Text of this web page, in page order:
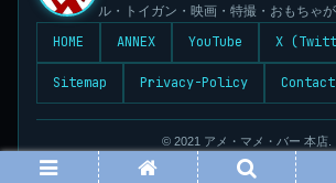
ル・トイガン・映画・特撮・おもちゃが
HOME ANNEX YouTube X
Sitemap Privacy-Policy Contact
© 2021 アメ・マメ・バー 本店.